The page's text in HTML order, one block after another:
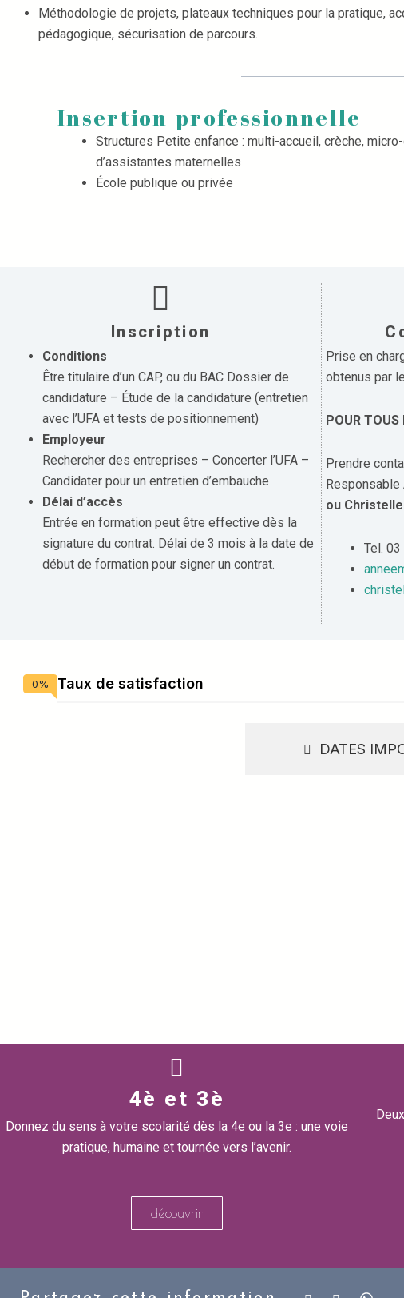
Méthodologie de projets, plateaux techniques pour la pratique,
pédagogique, sécurisation de parcours.
Insertion professionnelle
Structures Petite enfance : multi-accueil, crèche,
d’assistantes maternelles
École publique ou privée
Inscription
Conditions
Être titulaire d’un CAP, ou du BAC Dossier de
candidature – Étude de la candidature (entretien
avec l’UFA et tests de positionnement)
Employeur
Rechercher des entreprises – Concerter l’UFA –
Candidater pour un entretien d’embauche
Délai d’accès
Entrée en formation peut être effective dès la
signature du contrat. Délai de 3 mois à la date de
début de formation pour signer un contrat.
Prise en
obtenus par
POUR TOUS
Prendre
ou Christelle
Tel.
Taux de satisfaction
0%
DATES
4è et 3è
Donnez du sens à votre scolarité dès la 4e ou la 3e : une voie
pratique, humaine et tournée vers l’avenir.
découvrir